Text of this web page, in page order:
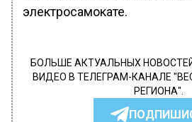
электросамокате.
БОЛЬШЕ АКТУАЛЬНЫХ
ВИДЕО В ТЕЛЕГРАМ-КАНАЛЕ
РЕГИОНА".